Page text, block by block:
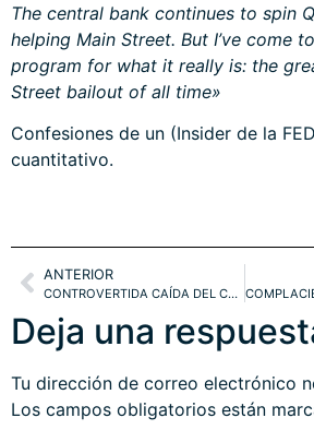
The central bank continues to spin
helping Main Street. But I’ve come
program for what it really is: the
Street bailout of all time»
Confesiones de un (Insider de la
cuantitativo.
ANTERIOR
CONTROVERTIDA CAÍDA DEL CRUDO. ¿QUO VADIS?
Deja una
Tu dirección de correo electrónico
Los campos obligatorios están